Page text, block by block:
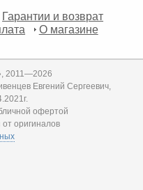
Гарантии и возврат
О магазине
2011—2026
Евгений Сергеевич,
офертой
оригиналов